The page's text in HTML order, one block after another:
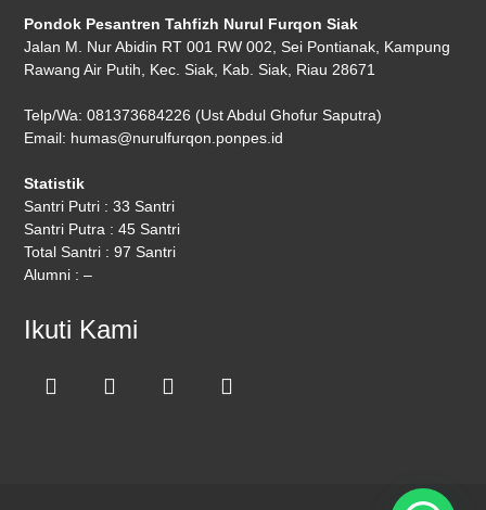
Pondok Pesantren Tahfizh Nurul Furqon Siak
Jalan M. Nur Abidin RT 001 RW 002, Sei Pontianak, Kampung
Rawang Air Putih, Kec. Siak, Kab. Siak, Riau 28671
Telp/Wa: 081373684226 (Ust Abdul Ghofur Saputra)
Email: humas@nurulfurqon.ponpes.id
Statistik
Santri Putri : 33 Santri
Santri Putra : 45 Santri
Total Santri : 97 Santri
Alumni : –
Ikuti Kami